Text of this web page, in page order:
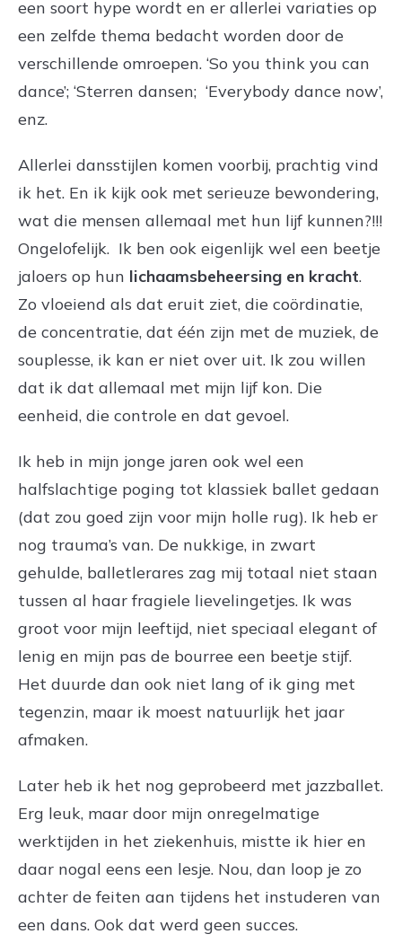
een soort hype wordt en er allerlei variaties op
een zelfde thema bedacht worden door de
verschillende omroepen. ‘So you think you can
dance’; ‘Sterren dansen; ‘Everybody dance now’,
enz.
Allerlei dansstijlen komen voorbij, prachtig vind
ik het. En ik kijk ook met serieuze bewondering,
wat die mensen allemaal met hun lijf kunnen?!!!
Ongelofelijk. Ik ben ook eigenlijk wel een beetje
jaloers op hun lichaamsbeheersing en kracht.
Zo vloeiend als dat eruit ziet, die coördinatie,
de concentratie, dat één zijn met de muziek, de
souplesse, ik kan er niet over uit. Ik zou willen
dat ik dat allemaal met mijn lijf kon. Die
eenheid, die controle en dat gevoel.
Ik heb in mijn jonge jaren ook wel een
halfslachtige poging tot klassiek ballet gedaan
(dat zou goed zijn voor mijn holle rug). Ik heb er
nog trauma’s van. De nukkige, in zwart
gehulde, balletlerares zag mij totaal niet staan
tussen al haar fragiele lievelingetjes. Ik was
groot voor mijn leeftijd, niet speciaal elegant of
lenig en mijn pas de bourree een beetje stijf.
Het duurde dan ook niet lang of ik ging met
tegenzin, maar ik moest natuurlijk het jaar
afmaken.
Later heb ik het nog geprobeerd met jazzballet.
Erg leuk, maar door mijn onregelmatige
werktijden in het ziekenhuis, mistte ik hier en
daar nogal eens een lesje. Nou, dan loop je zo
achter de feiten aan tijdens het instuderen van
een dans. Ook dat werd geen succes.